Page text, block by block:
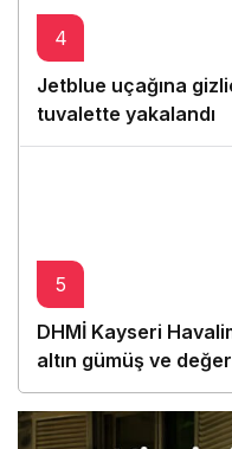
4
Jetblue uçağına
tuvalette yakalandı
5
DHMİ Kayseri
altın gümüş ve